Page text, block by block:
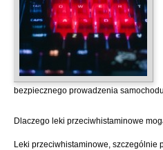
bezpiecznego prowadzenia
Dlaczego leki przeciwhistaminowe
Leki przeciwhistaminowe, szczególnie